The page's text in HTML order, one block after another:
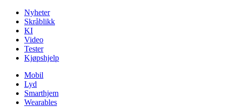
Nyheter
Skråblikk
KI
Video
Tester
Kjøpshjelp
Mobil
Lyd
Smarthjem
Wearables